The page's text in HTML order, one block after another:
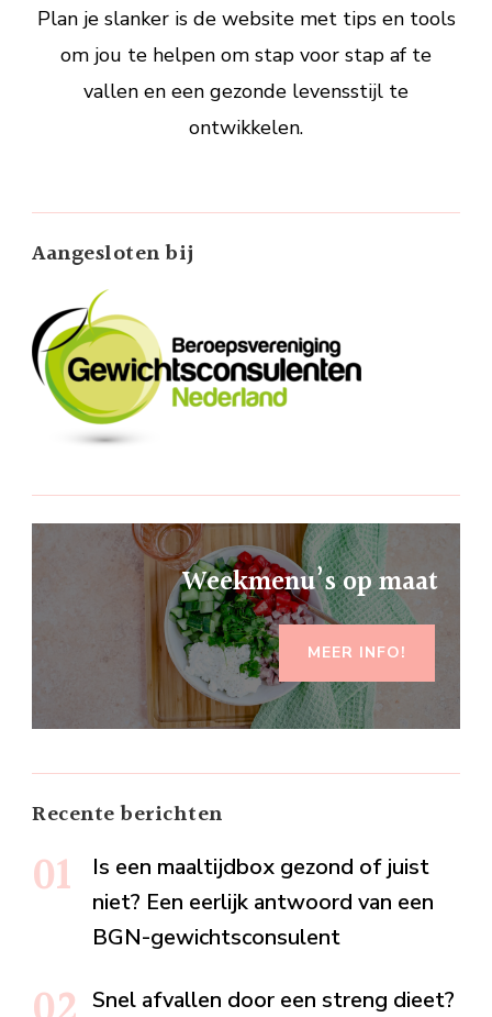
Plan je slanker is de website met tips en tools
om jou te helpen om stap voor stap af te
vallen en een gezonde levensstijl te
ontwikkelen.
Aangesloten bij
Weekmenu’s op maat
MEER INFO!
Recente berichten
Is een maaltijdbox gezond of juist
niet? Een eerlijk antwoord van een
BGN-gewichtsconsulent
Snel afvallen door een streng dieet?